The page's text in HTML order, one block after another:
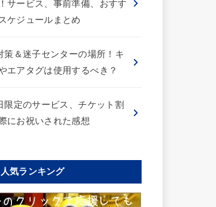
サービス、事前準備、おすす
ケジュールまとめ
策＆迷子センターの場所！キ
エアタグは使用するべき？
限定のサービス、チケット割
にお祝いされた感想
気ランキング